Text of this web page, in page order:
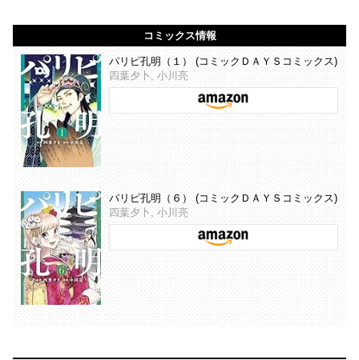
コミックス情報
パリピ孔明（１） (コミックＤＡＹＳコミックス)
四葉夕卜, 小川亮
パリピ孔明（６） (コミックＤＡＹＳコミックス)
四葉夕卜, 小川亮